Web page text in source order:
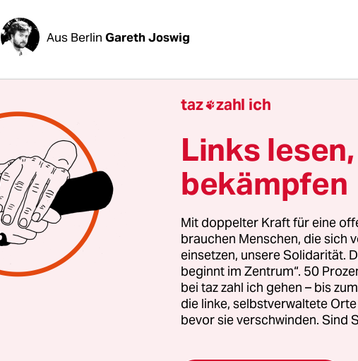
Aus Berlin Gareth Joswig
Nach einer Anhörung im Innenausschuss zum neuen
Berlinwill die rot-rot-grüne Koalition noch einmal
vornehmen. Verschiedene Expert:innen hatten das
Polizeigesetz im Abgeordnetenhaus am Montag
Erwartungsgemäß gab es von Polizeiseite wie etwa der
der Polizei Kritik daran, dass der Senat der Polizei zu
Befugnisse einräume und zudem die kriminalistische
erschwere. Insgesamt gebe es viel zu wenig
die Polizei, so der Tenor von konservativer Seite. Der
hatte bereits im Vorfeld kritisiert,
werde, Menschenhandel und Zwangsprostitution zu
taz zahl ich
Links
bekämpfen
Mit doppelter Kraft für eine
brauchen Menschen, die sich
einsetzen, unsere Solidarität.
beginnt im Zentrum“. 50
bei taz zahl ich gehen – bis
die linke, selbstverwaltete
bevor sie verschwinden. Sind